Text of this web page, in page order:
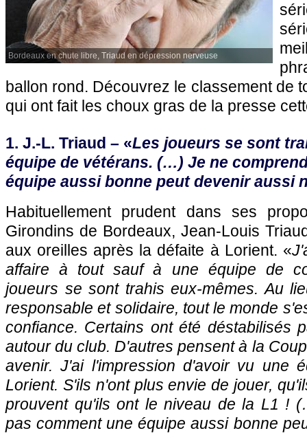
Bordeaux en chute libre, Triaud en dépression nerveuse
ballon rond. Découvrez le classement de
qui ont fait les choux gras de la presse
1. J.-L. Triaud – «Les joueurs se sont
équipe de vétérans. (…) Je ne
équipe aussi bonne peut devenir aussi
Habituellement prudent dans ses
Girondins de Bordeaux, Jean-Louis
aux oreilles après la défaite à Lorient. «
affaire à tout sauf à une équipe de
joueurs se sont trahis eux-mêmes. Au
responsable et solidaire, tout le monde
confiance. Certains ont été déstabilisés
autour du club. D'autres pensent à la
avenir. J'ai l'impression d'avoir vu une
Lorient. S'ils n'ont plus envie de jouer,
prouvent qu'ils ont le niveau de la L1 !
pas comment une équipe aussi bonne